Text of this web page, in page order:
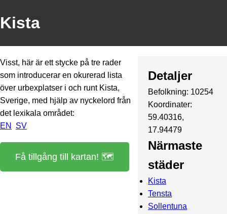
Kista
Visst, här är ett stycke på tre rader
som introducerar en okurerad lista
över urbexplatser i och runt Kista,
Sverige, med hjälp av nyckelord från
det lexikala området:
EN
SV
Få tillgång till kartan! 🗺️
Detaljer
Befolkning: 10254
Koordinater:
59.40316,
17.94479
Närmaste
städer
Kista
Tensta
Sollentuna